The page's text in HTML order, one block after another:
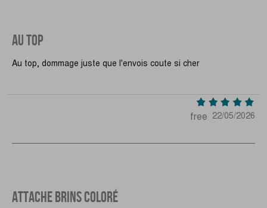
AU TOP
Au top, dommage juste que l'envois coute si cher
free 22/05/2026
ATTACHE BRINS COLORÉ